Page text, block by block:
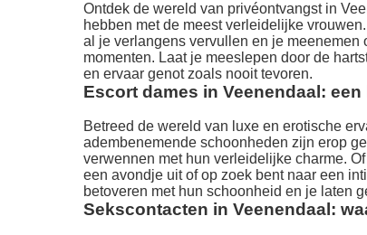
Ontdek de wereld van privéontvangst in
hebben met de meest verleidelijke
al je verlangens vervullen en je
momenten. Laat je meeslepen door de
en ervaar genot zoals nooit tevoren.
Escort dames in Veenendaal:
Betreed de wereld van luxe en erotische
adembenemende schoonheden zijn erop
verwennen met hun verleidelijke charme.
een avondje uit of op zoek bent naar een
betoveren met hun schoonheid en je laten
Sekscontacten in Veenendaal: